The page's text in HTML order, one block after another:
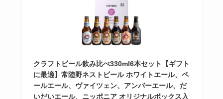
クラフトビール飲み比べ330ml6本セット【ギフト
に最適】常陸野ネストビール ホワイトエール、ペ
ールエール、ヴァイツェン、アンバーエール、だ
いだいエール、ニッポニア オリジナルボックス入